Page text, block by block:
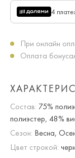
4
При онлайн
Оплата
Состав: 75%
полиэстер, 48%
Сезон: Весна,
Цвет строкой: